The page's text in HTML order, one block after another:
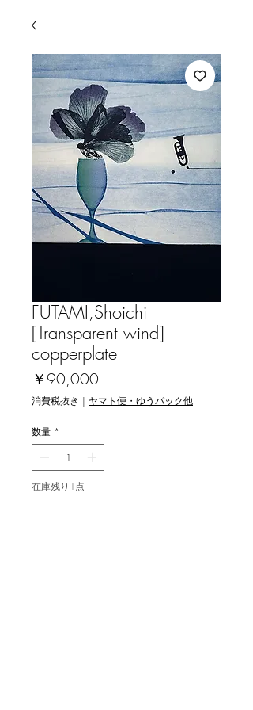
FUTAMI,Shoichi
[Transparent wind]
copperplate
￥90,000
格
消費税抜き | ヤマト便・ゆうパック他
数量 *
在庫残り1点